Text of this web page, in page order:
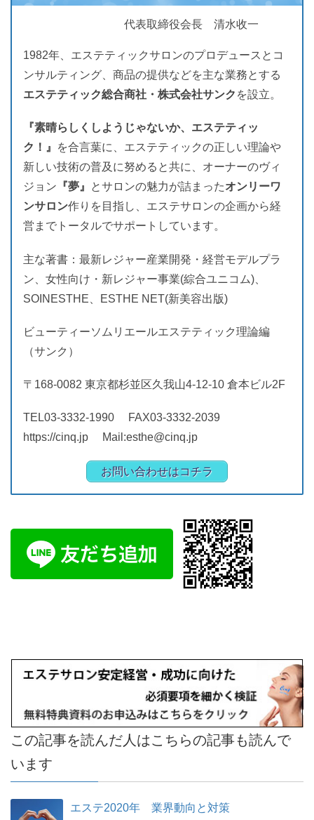
代表取締役会長 清水收一
1982年、エステティックサロンのプロデュースとコ
ンサルティング、商品の提供などを主な業務とする
エステティック総合商社・株式会社サンク を設立。
『素晴らしくしようじゃないか、エステティッ
ク！』
を合言葉に、エステティックの正しい理論や
新しい技術の普及に努めると共に、オーナーのヴィ
ジョン 『夢』 とサロンの魅力が詰まったオンリーワ
ンサロン作りを目指し、エステサロンの企画から経
営までトータルでサポートしています。
主な著書：最新レジャー産業開発・経営モデルプラ
ン、女性向け・新レジャー事業(綜合ユニコム)、
SOINESTHE、ESTHE NET(新美容出版)
ビューティーソムリエールエステティック理論編
（サンク）
〒168-0082 東京都杉並区久我山4-12-10 倉本ビル2F
TEL03-3332-1990 FAX03-3332-2039
https://cinq.jp Mail:esthe@cinq.jp
お問い合わせはコチラ
この記事を読んだ人はこちらの記事も読んで
います
エステ2020年 業界動向と対策